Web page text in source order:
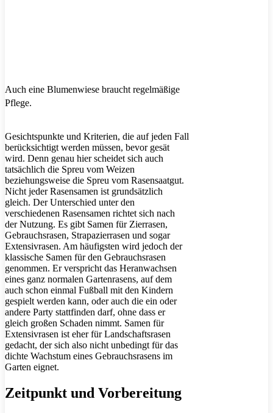
Auch eine Blumenwiese braucht regelmäßige
Pflege.
Gesichtspunkte und Kriterien, die auf jeden Fall
berücksichtigt werden müssen, bevor gesät
wird. Denn genau hier scheidet sich auch
tatsächlich die Spreu vom Weizen
beziehungsweise die Spreu vom Rasensaatgut.
Nicht jeder Rasensamen ist grundsätzlich
gleich. Der Unterschied unter den
verschiedenen Rasensamen richtet sich nach
der Nutzung. Es gibt Samen für Zierrasen,
Gebrauchsrasen, Strapazierrasen und sogar
Extensivrasen. Am häufigsten wird jedoch der
klassische Samen für den Gebrauchsrasen
genommen. Er verspricht das Heranwachsen
eines ganz normalen Gartenrasens, auf dem
auch schon einmal Fußball mit den Kindern
gespielt werden kann, oder auch die ein oder
andere Party stattfinden darf, ohne dass er
gleich großen Schaden nimmt. Samen für
Extensivrasen ist eher für Landschaftsrasen
gedacht, der sich also nicht unbedingt für das
dichte Wachstum eines Gebrauchsrasens im
Garten eignet.
Zeitpunkt und Vorbereitung